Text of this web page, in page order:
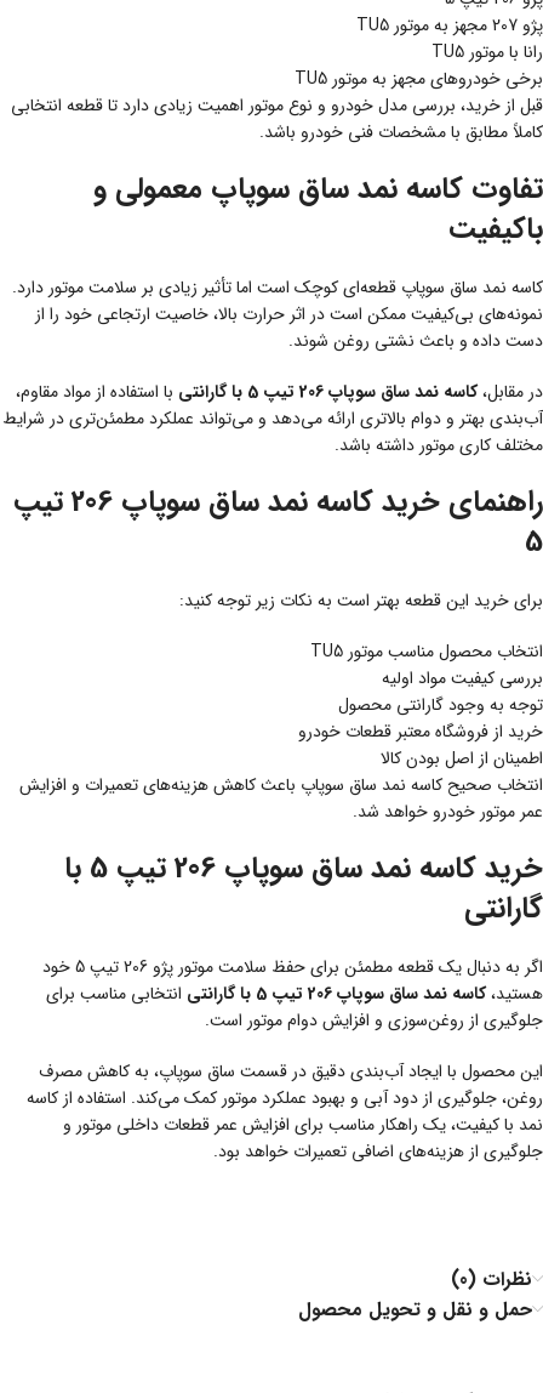
پژو 207 مجهز به موتور TU5
رانا با موتور TU5
برخی خودروهای مجهز به موتور TU5
قبل از خرید، بررسی مدل خودرو و نوع موتور اهمیت زیادی دارد تا قطعه انتخابی
کاملاً مطابق با مشخصات فنی خودرو باشد.
تفاوت کاسه نمد ساق سوپاپ معمولی و
باکیفیت
کاسه نمد ساق سوپاپ قطعه‌ای کوچک است اما تأثیر زیادی بر سلامت موتور دارد.
نمونه‌های بی‌کیفیت ممکن است در اثر حرارت بالا، خاصیت ارتجاعی خود را از
دست داده و باعث نشتی روغن شوند.
در مقابل،کاسه نمد ساق سوپاپ 206 تیپ 5 با گارانتی
با استفاده از مواد مقاوم،
آب‌بندی بهتر و دوام بالاتری ارائه می‌دهد و می‌تواند عملکرد مطمئن‌تری در شرایط
مختلف کاری موتور داشته باشد.
راهنمای خرید کاسه نمد ساق سوپاپ 206 تیپ
5
برای خرید این قطعه بهتر است به نکات زیر توجه کنید:
انتخاب محصول مناسب موتور TU5
بررسی کیفیت مواد اولیه
توجه به وجود گارانتی محصول
خرید از فروشگاه معتبر قطعات خودرو
اطمینان از اصل بودن کالا
انتخاب صحیح کاسه نمد ساق سوپاپ باعث کاهش هزینه‌های تعمیرات و افزایش
عمر موتور خودرو خواهد شد.
خرید کاسه نمد ساق سوپاپ 206 تیپ 5 با
گارانتی
اگر به دنبال یک قطعه مطمئن برای حفظ سلامت موتور پژو 206 تیپ 5 خود
هستید،کاسه نمد ساق سوپاپ 206 تیپ 5 با گارانتی
انتخابی مناسب برای
جلوگیری از روغن‌سوزی و افزایش دوام موتور است.
این محصول با ایجاد آب‌بندی دقیق در قسمت ساق سوپاپ، به کاهش مصرف
روغن، جلوگیری از دود آبی و بهبود عملکرد موتور کمک می‌کند. استفاده از کاسه
نمد با کیفیت، یک راهکار مناسب برای افزایش عمر قطعات داخلی موتور و
جلوگیری از هزینه‌های اضافی تعمیرات خواهد بود.
نظرات (0)
حمل و نقل و تحویل محصول